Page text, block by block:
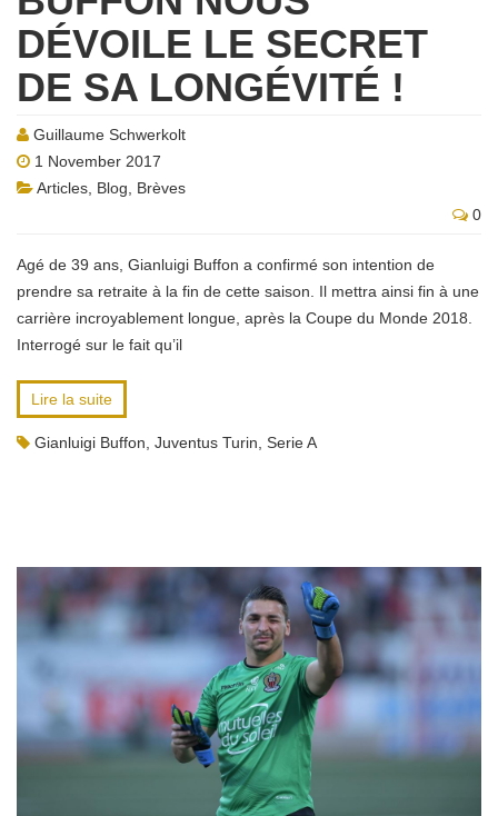
DÉVOILE LE SECRET
DE SA LONGÉVITÉ !
Guillaume Schwerkolt
1 November 2017
Articles Blog
Brèves
0
Agé de 39 ans, Gianluigi Buffon a confirmé son intention de
prendre sa retraite à la fin de cette saison. Il mettra ainsi fin à une
carrière incroyablement longue, après la Coupe du Monde 2018.
Interrogé sur le fait qu’il
Lire la suite
Gianluigi Buffon Juventus Turin Serie A